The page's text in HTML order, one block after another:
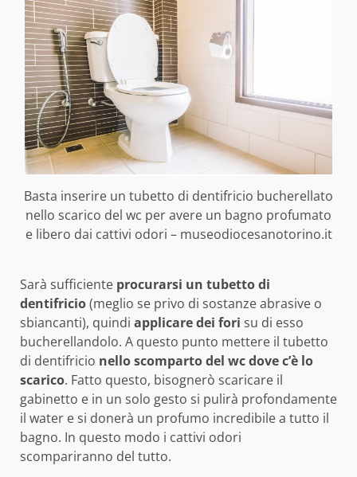
Basta inserire un tubetto di dentifricio bucherellato
nello scarico del wc per avere un bagno profumato
e libero dai cattivi odori – museodiocesanotorino.it
Sarà sufficiente procurarsi un tubetto di
dentifricio(meglio se privo di sostanze abrasive o
sbiancanti), quindi applicare dei fori su di esso
bucherellandolo. A questo punto mettere il tubetto
di dentifricio nello scomparto del wc dove c’è lo
scarico. Fatto questo, bisognerò scaricare il
gabinetto e in un solo gesto si pulirà profondamente
il water e si donerà un profumo incredibile a tutto il
bagno. In questo modo i cattivi odori
scompariranno del tutto.